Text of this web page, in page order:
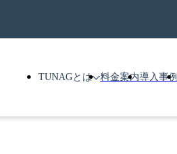
TUNAGとは 料金案内導入事例